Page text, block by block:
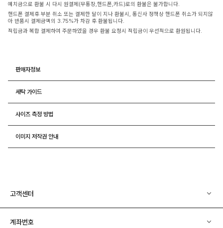
예치금으로 환불 시 다시 원결제(무통장,핸드폰,카드)로의 환불은 불가합니다.
핸드폰 결제후 부분 취소 또는 결제한 달이 지나 환불시, 통신사 정책상 핸드폰 취소가 되지않
아 반품시 결제금액의 3.75%가 차감 후 환불됩니다.
적립금과 복합 결제하여 주문하였을 경우 환불 요청시 적립금이 우선적으로 환원됩니다.
판매자정보
세탁 가이드
사이즈 측정 방법
이미지 저작권 안내
고객센터
계좌번호